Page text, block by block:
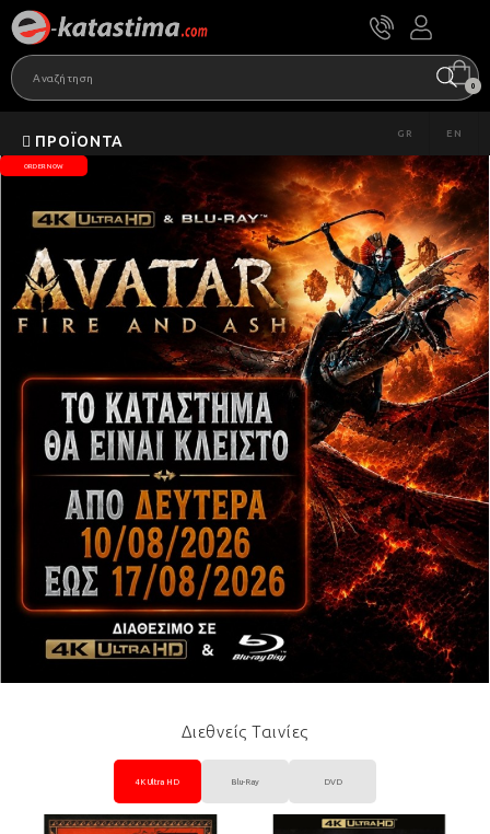
0
ΠΡΟΪΌΝΤΑ GR EN
ORDER NOW
Διεθνείς Ταινίες
4K Ultra HD Blu-Ray DVD